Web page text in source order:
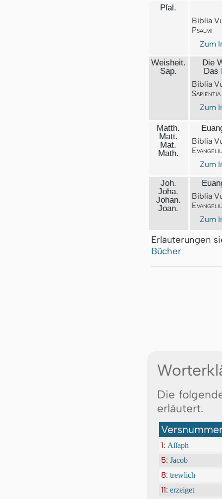
Pſal.
Biblia
Psalmi
Zum
Weisheit.
Sap.
Die
Das
Biblia
Sapientia
Zum
Matth.
Matt.
Mat.
Math.
Biblia
Zum
Joh.
Joha.
Johan.
Joan.
Biblia
Zum
Erläuterungen
Bücher
Die
erläutert.
1: Aſſaph
5: Jacob
8: trewlich
11: erzeiget